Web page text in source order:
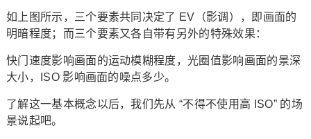
如上图所示，三个要素共同决定了 EV（影调），即画面的
明暗程度；而三个要素又各自带有另外的特殊效果：
快门速度影响画面的运动模糊程度，光圈值影响画面的景深
大小，ISO 影响画面的噪点多少。
了解这一基本概念以后，我们先从 “不得不使用高 ISO” 的场
景说起吧。